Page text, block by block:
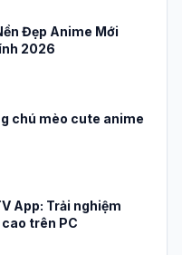
Đẹp Anime Mới
2026
chú mèo cute anime
App: Trải nghiệm
trên PC